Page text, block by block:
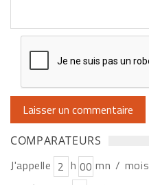
COMPARATEURS
J'appelle h
mn / mois